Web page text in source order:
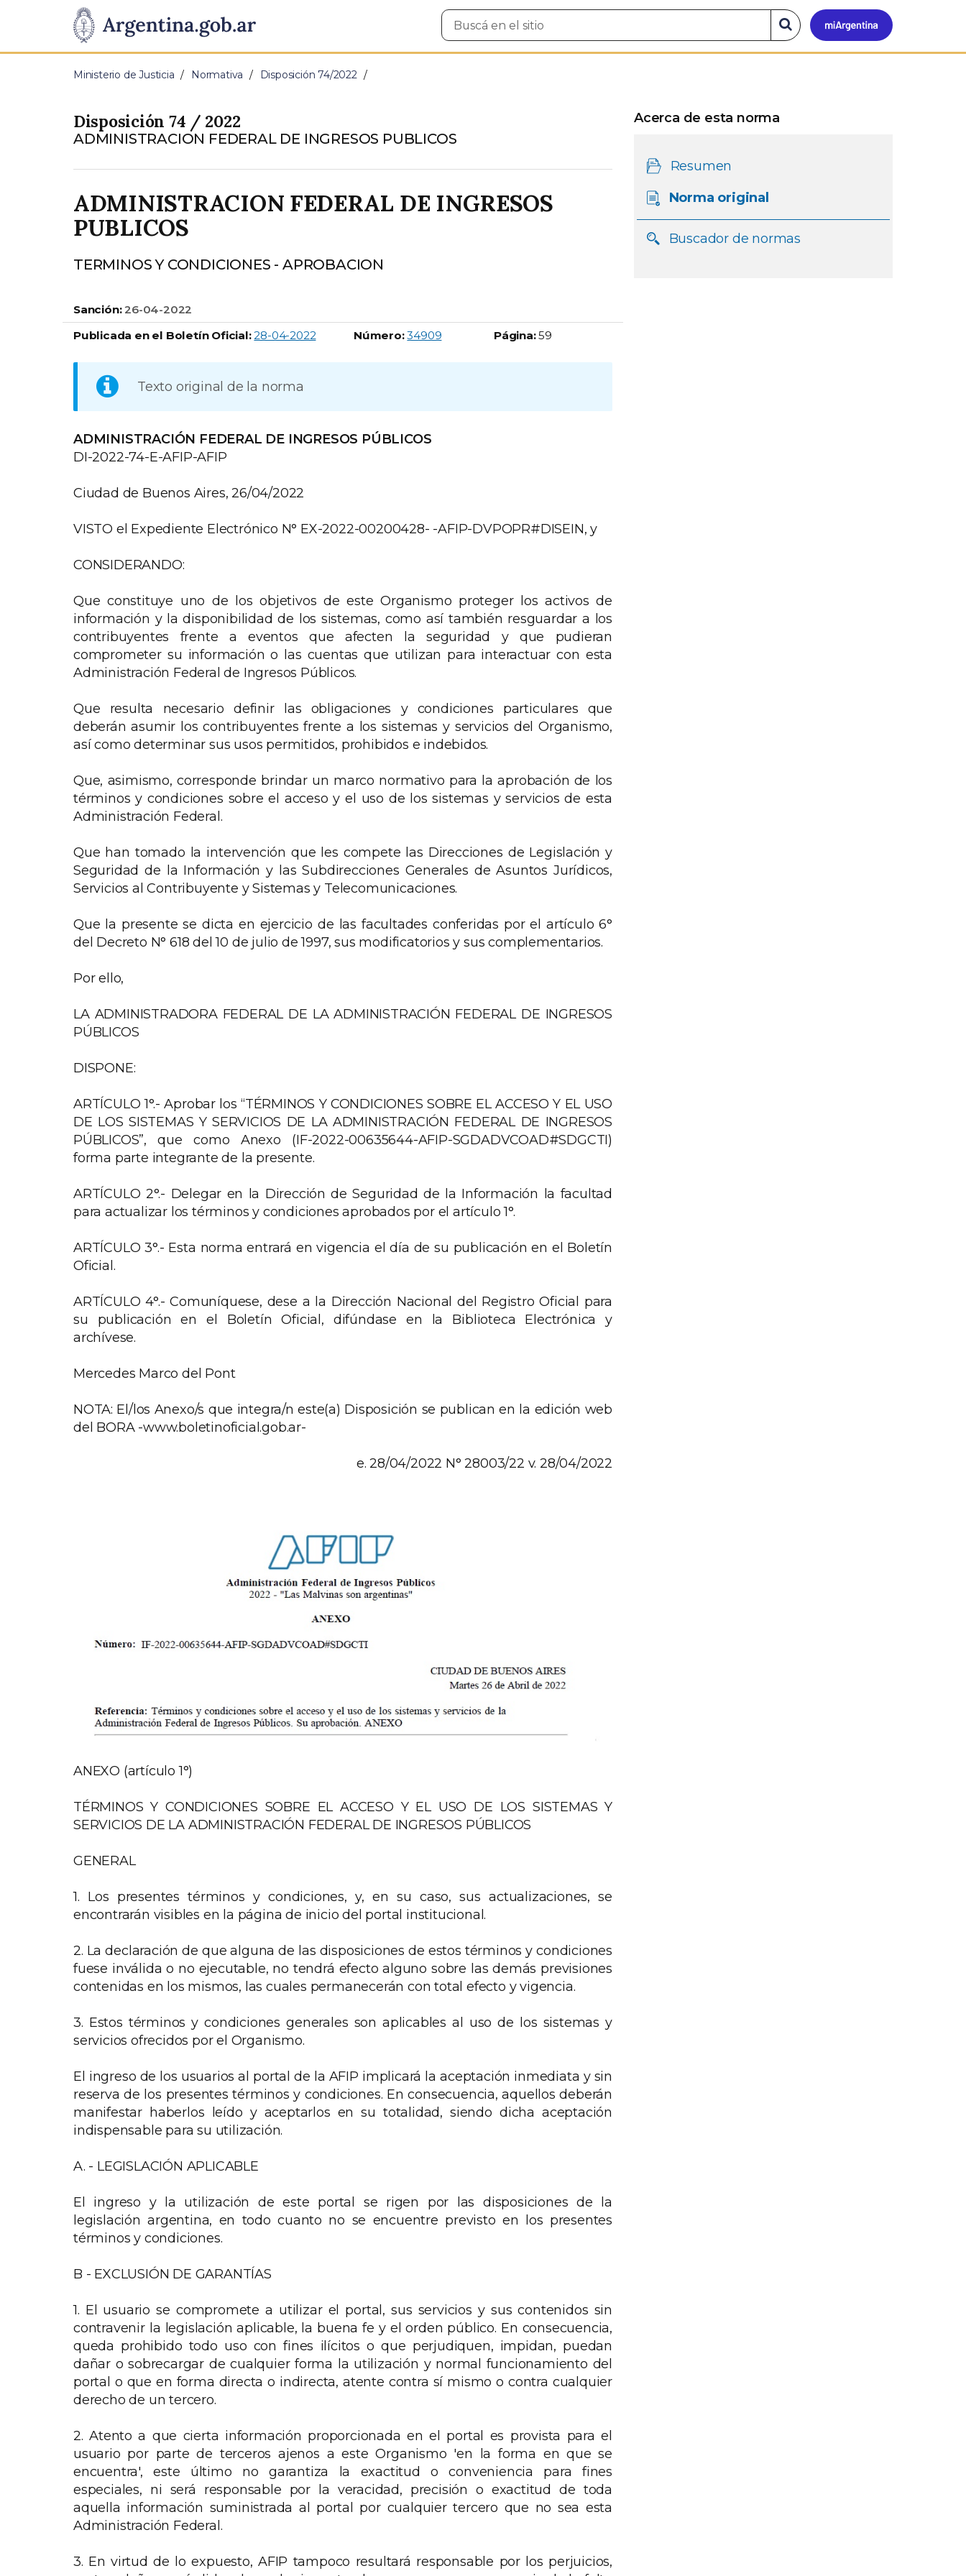
Presidencia
de
Pasar al contenido principal
Mi
Buscar
en
Buscar
en
el
Ministerio de Justicia Normativa Disposición 74/2022
Disposición 74 / 2022
ADMINISTRACION FEDERAL DE INGRESOS PUBLICOS
ADMINISTRACION FEDERAL DE INGRESOS
PUBLICOS
TERMINOS Y CONDICIONES - APROBACION
Sanción: 26-04-2022
Publicada en el Boletín Oficial: 28-04-2022 Número:Boletín Oficial número:
34909 Página: 59
Texto original de la norma
ADMINISTRACIÓN FEDERAL DE INGRESOS PÚBLICOS
DI-2022-74-E-AFIP-AFIP
Ciudad de Buenos Aires, 26/04/2022
VISTO el Expediente Electrónico N° EX-2022-00200428- -AFIP-DVPOPR#DISEIN, y
CONSIDERANDO:
Que constituye uno de los objetivos de este Organismo proteger los activos de
información y la disponibilidad de los sistemas, como así también resguardar a los
contribuyentes frente a eventos que afecten la seguridad y que pudieran
comprometer su información o las cuentas que utilizan para interactuar con esta
Administración Federal de Ingresos Públicos.
Que resulta necesario definir las obligaciones y condiciones particulares que
deberán asumir los contribuyentes frente a los sistemas y servicios del Organismo,
así como determinar sus usos permitidos, prohibidos e indebidos.
Que, asimismo, corresponde brindar un marco normativo para la aprobación de los
términos y condiciones sobre el acceso y el uso de los sistemas y servicios de esta
Administración Federal.
Que han tomado la intervención que les compete las Direcciones de Legislación y
Seguridad de la Información y las Subdirecciones Generales de Asuntos Jurídicos,
Servicios al Contribuyente y Sistemas y Telecomunicaciones.
Que la presente se dicta en ejercicio de las facultades conferidas por el artículo 6°
del Decreto N° 618 del 10 de julio de 1997, sus modificatorios y sus complementarios.
Por ello,
LA ADMINISTRADORA FEDERAL DE LA ADMINISTRACIÓN FEDERAL DE INGRESOS
PÚBLICOS
DISPONE:
ARTÍCULO 1°.- Aprobar los “TÉRMINOS Y CONDICIONES SOBRE EL ACCESO Y EL USO
DE LOS SISTEMAS Y SERVICIOS DE LA ADMINISTRACIÓN FEDERAL DE INGRESOS
PÚBLICOS”, que como Anexo (IF-2022-00635644-AFIP-SGDADVCOAD#SDGCTI)
forma parte integrante de la presente.
ARTÍCULO 2°.- Delegar en la Dirección de Seguridad de la Información la facultad
para actualizar los términos y condiciones aprobados por el artículo 1°.
ARTÍCULO 3°.- Esta norma entrará en vigencia el día de su publicación en el Boletín
Oficial.
ARTÍCULO 4°.- Comuníquese, dese a la Dirección Nacional del Registro Oficial para
su publicación en el Boletín Oficial, difúndase en la Biblioteca Electrónica y
archívese.
Mercedes Marco del Pont
NOTA: El/los Anexo/s que integra/n este(a) Disposición se publican en la edición web
del BORA -www.boletinoficial.gob.ar-
e. 28/04/2022 N° 28003/22 v. 28/04/2022
ANEXO (artículo 1°)
TÉRMINOS Y CONDICIONES SOBRE EL ACCESO Y EL USO DE LOS SISTEMAS Y
SERVICIOS DE LA ADMINISTRACIÓN FEDERAL DE INGRESOS PÚBLICOS
GENERAL
1. Los presentes términos y condiciones, y, en su caso, sus actualizaciones, se
encontrarán visibles en la página de inicio del portal institucional.
2. La declaración de que alguna de las disposiciones de estos términos y condiciones
fuese inválida o no ejecutable, no tendrá efecto alguno sobre las demás previsiones
contenidas en los mismos, las cuales permanecerán con total efecto y vigencia.
3. Estos términos y condiciones generales son aplicables al uso de los sistemas y
servicios ofrecidos por el Organismo.
El ingreso de los usuarios al portal de la AFIP implicará la aceptación inmediata y sin
reserva de los presentes términos y condiciones. En consecuencia, aquellos deberán
manifestar haberlos leído y aceptarlos en su totalidad, siendo dicha aceptación
indispensable para su utilización.
A. - LEGISLACIÓN APLICABLE
El ingreso y la utilización de este portal se rigen por las disposiciones de la
legislación argentina, en todo cuanto no se encuentre previsto en los presentes
términos y condiciones.
B - EXCLUSIÓN DE GARANTÍAS
1. El usuario se compromete a utilizar el portal, sus servicios y sus contenidos sin
contravenir la legislación aplicable, la buena fe y el orden público. En consecuencia,
queda prohibido todo uso con fines ilícitos o que perjudiquen, impidan, puedan
dañar o sobrecargar de cualquier forma la utilización y normal funcionamiento del
portal o que en forma directa o indirecta, atente contra sí mismo o contra cualquier
derecho de un tercero.
2. Atento a que cierta información proporcionada en el portal es provista para el
usuario por parte de terceros ajenos a este Organismo 'en la forma en que se
encuentra', este último no garantiza la exactitud o conveniencia para fines
especiales, ni será responsable por la veracidad, precisión o exactitud de toda
aquella información suministrada al portal por cualquier tercero que no sea esta
Administración Federal.
3. En virtud de lo expuesto, AFIP tampoco resultará responsable por los perjuicios,
Acerca de esta norma
Resumen
Norma original
Buscador de normas